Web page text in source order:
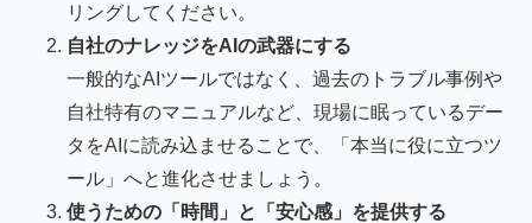
リングしてください。
自社のナレッジをAIの武器にする
一般的なAIツールではなく、過去のトラブル事例や
自社特有のマニュアルなど、現場に眠っているデー
タをAIに読み込ませることで、「本当に役に立つツ
ール」へと進化させましょう。
使うための「時間」と「安心感」を提供する